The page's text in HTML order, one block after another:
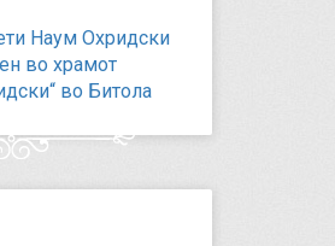
Наум Охридски
во храмот
во Битола